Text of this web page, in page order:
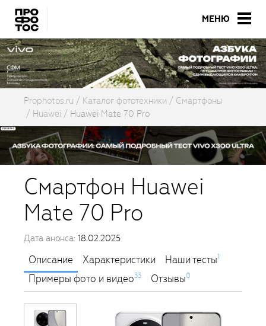
МЕНЮ
Prophotos.ru Каталог фототехники
Смартфоны
Huawei
Huawei Mate 70 Pro
Смартфон Huawei
Mate 70 Pro
Дата анонса: 18.02.2025
Описание Характеристики Наши тесты1
Примеры фото и видео33 Отзывы0